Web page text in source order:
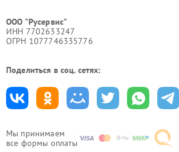
Мы принимаем
все формы оплаты
ООО "Русервис"
ИНН 7702633247
ОГРН 1077746335776
Поделиться в соц. сетях: